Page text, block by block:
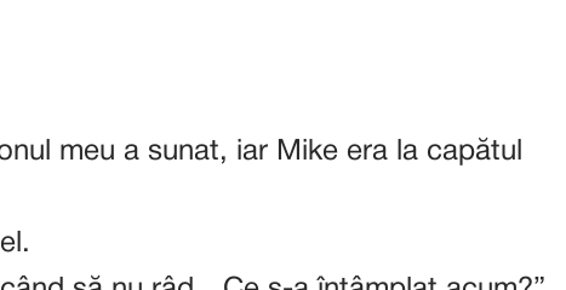
meu a sunat, iar Mike era la capătul